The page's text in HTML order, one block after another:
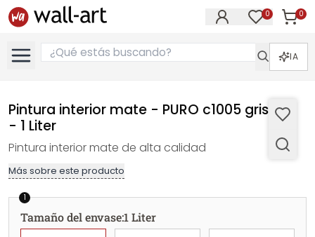
0 0
IA
Pintura interior mate - PURO c1005 gris frío
- 1 Liter
Pintura interior mate de alta calidad
Más sobre este producto
1
Tamaño del envase:1 Liter